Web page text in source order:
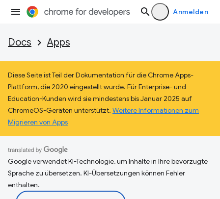
Anmelden
Docs Apps
Diese Seite ist Teil der Dokumentation für die Chrome Apps-
Plattform, die 2020 eingestellt wurde. Für Enterprise- und
Education-Kunden wird sie mindestens bis Januar 2025 auf
ChromeOS-Geräten unterstützt. Weitere Informationen zum
Migrieren von Apps
Google verwendet KI-Technologie, um Inhalte in Ihre bevorzugte
Sprache zu übersetzen. KI-Übersetzungen können Fehler
enthalten.